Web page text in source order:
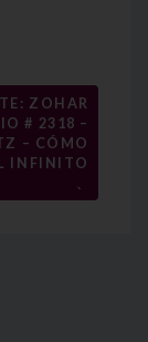
ZOHAR
# 2318 –
– CÓMO
INFINITO
→